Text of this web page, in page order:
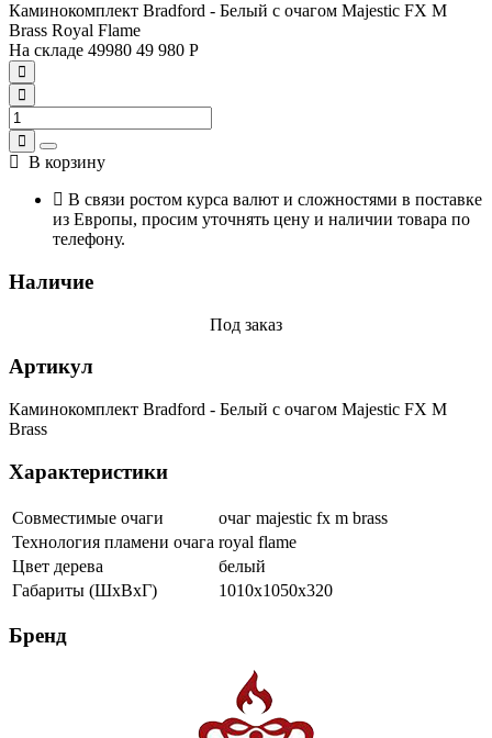
Каминокомплект Bradford - Белый с очагом Majestic FX M
Brass Royal Flame
На складе 49980 49 980 Р
В корзину
В связи ростом курса валют и сложностями в поставке
из Европы, просим уточнять цену и наличии товара по
телефону.
Наличие
Под заказ
Артикул
Каминокомплект Bradford - Белый с очагом Majestic FX M
Brass
Характеристики
Совместимые очаги
очаг majestic fx m brass
Технология пламени очага royal flame
Цвет дерева
белый
Габариты (ШхВхГ)
1010x1050x320
Бренд